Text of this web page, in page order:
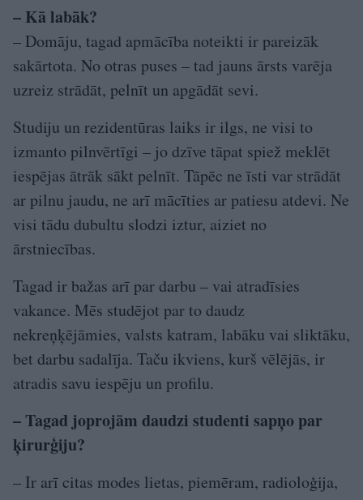
– Kā labāk?
– Domāju, tagad apmācība noteikti ir pareizāk
sakārtota. No otras puses – tad jauns ārsts varēja
uzreiz strādāt, pelnīt un apgādāt sevi.
Studiju un rezidentūras laiks ir ilgs, ne visi to
izmanto pilnvērtīgi – jo dzīve tāpat spiež meklēt
iespējas ātrāk sākt pelnīt. Tāpēc ne īsti var strādāt
ar pilnu jaudu, ne arī mācīties ar patiesu atdevi. Ne
visi tādu dubultu slodzi iztur, aiziet no
ārstniecības.
Tagad ir bažas arī par darbu – vai atradīsies
vakance. Mēs studējot par to daudz
nekreņķējāmies, valsts katram, labāku vai sliktāku,
bet darbu sadalīja. Taču ikviens, kurš vēlējās, ir
atradis savu iespēju un profilu.
– Tagad joprojām daudzi studenti sapņo par
ķirurģiju?
– Ir arī citas modes lietas, piemēram, radioloģija,